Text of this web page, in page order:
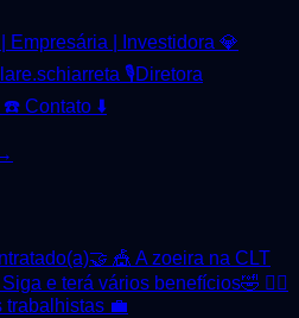
Empresária | Investidora 💎
🎙Diretora
☎️ Contato ⬇️
🎪 A zoeira na CLT
e terá vários benefícios🤣 👇🏼
trabalhistas 💼